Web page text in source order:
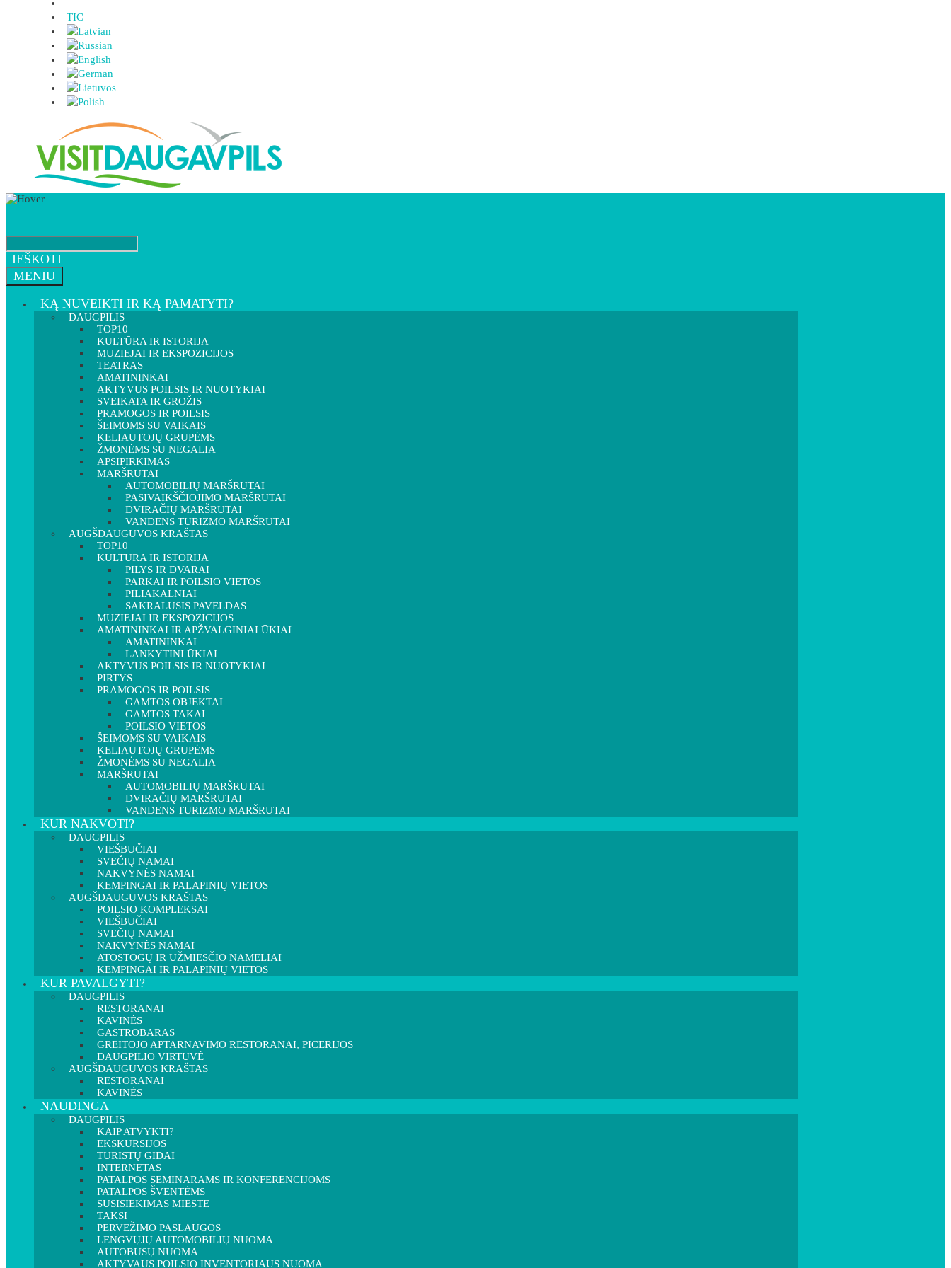
TIC
IEŠKOTI
MENIU
KĄ NUVEIKTI IR KĄ PAMATYTI?
DAUGPILIS
TOP10
KULTŪRA IR ISTORIJA
MUZIEJAI IR EKSPOZICIJOS
TEATRAS
AMATININKAI
AKTYVUS POILSIS IR NUOTYKIAI
SVEIKATA IR GROŽIS
PRAMOGOS IR POILSIS
ŠEIMOMS SU VAIKAIS
KELIAUTOJŲ GRUPĖMS
ŽMONĖMS SU NEGALIA
APSIPIRKIMAS
MARŠRUTAI
AUTOMOBILIŲ MARŠRUTAI
PASIVAIKŠČIOJIMO MARŠRUTAI
DVIRAČIŲ MARŠRUTAI
VANDENS TURIZMO MARŠRUTAI
AUGŠDAUGUVOS KRAŠTAS
TOP10
KULTŪRA IR ISTORIJA
PILYS IR DVARAI
PARKAI IR POILSIO VIETOS
PILIAKALNIAI
SAKRALUSIS PAVELDAS
MUZIEJAI IR EKSPOZICIJOS
AMATININKAI IR APŽVALGINIAI ŪKIAI
AMATININKAI
LANKYTINI ŪKIAI
AKTYVUS POILSIS IR NUOTYKIAI
PIRTYS
PRAMOGOS IR POILSIS
GAMTOS OBJEKTAI
GAMTOS TAKAI
POILSIO VIETOS
ŠEIMOMS SU VAIKAIS
KELIAUTOJŲ GRUPĖMS
ŽMONĖMS SU NEGALIA
MARŠRUTAI
AUTOMOBILIŲ MARŠRUTAI
DVIRAČIŲ MARŠRUTAI
VANDENS TURIZMO MARŠRUTAI
KUR NAKVOTI?
DAUGPILIS
VIEŠBUČIAI
SVEČIŲ NAMAI
NAKVYNĖS NAMAI
KEMPINGAI IR PALAPINIŲ VIETOS
AUGŠDAUGUVOS KRAŠTAS
POILSIO KOMPLEKSAI
VIEŠBUČIAI
SVEČIŲ NAMAI
NAKVYNĖS NAMAI
ATOSTOGŲ IR UŽMIESČIO NAMELIAI
KEMPINGAI IR PALAPINIŲ VIETOS
KUR PAVALGYTI?
DAUGPILIS
RESTORANAI
KAVINĖS
GASTROBARAS
GREITOJO APTARNAVIMO RESTORANAI, PICERIJOS
DAUGPILIO VIRTUVĖ
AUGŠDAUGUVOS KRAŠTAS
RESTORANAI
KAVINĖS
NAUDINGA
DAUGPILIS
KAIP ATVYKTI?
EKSKURSIJOS
TURISTŲ GIDAI
INTERNETAS
PATALPOS SEMINARAMS IR KONFERENCIJOMS
PATALPOS ŠVENTĖMS
SUSISIEKIMAS MIESTE
TAKSI
PERVEŽIMO PASLAUGOS
LENGVŲJŲ AUTOMOBILIŲ NUOMA
AUTOBUSŲ NUOMA
AKTYVAUS POILSIO INVENTORIAUS NUOMA